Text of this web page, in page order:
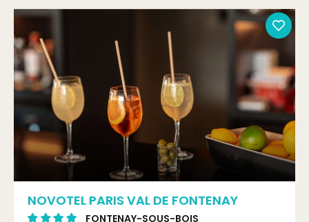
NOVOTEL PARIS VAL DE FONTENAY
FONTENAY-SOUS-BOIS